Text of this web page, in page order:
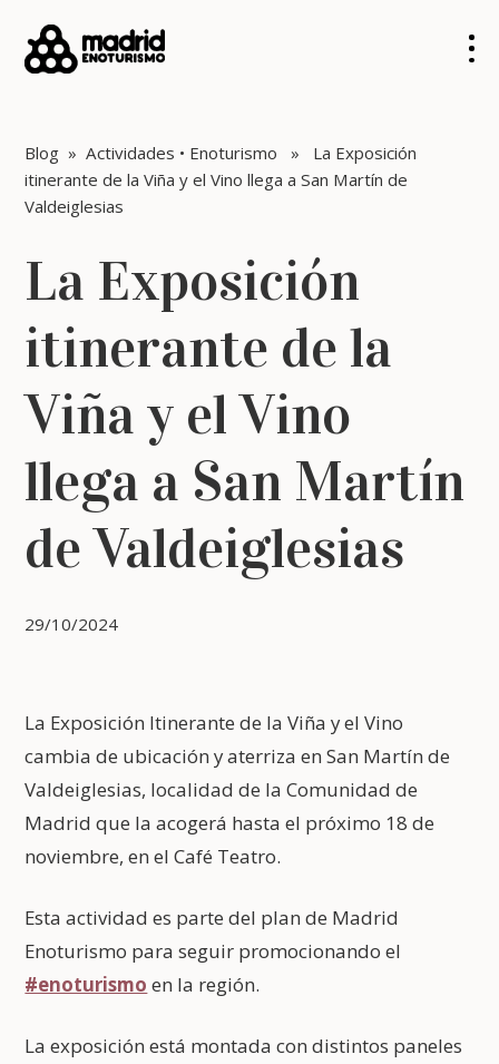
Blog »Actividades • Enoturismo » La Exposición
itinerante de la Viña y el Vino llega a San Martín de
Valdeiglesias
La Exposición
itinerante de la
Viña y el Vino
llega a San Martín
de Valdeiglesias
29/10/2024
La Exposición Itinerante de la Viña y el Vino
cambia de ubicación y aterriza en San Martín de
Valdeiglesias, localidad de la Comunidad de
Madrid que la acogerá hasta el próximo 18 de
noviembre, en el Café Teatro.
Esta actividad es parte del plan de Madrid
Enoturismo para seguir promocionando el
#enoturismo en la región.
La exposición está montada con distintos paneles